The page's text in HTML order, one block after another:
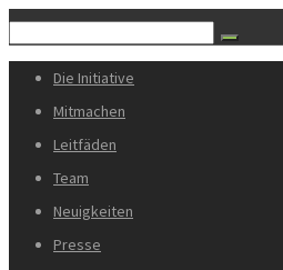
Die Initiative
Mitmachen
Leitfäden
Team
Neuigkeiten
Presse